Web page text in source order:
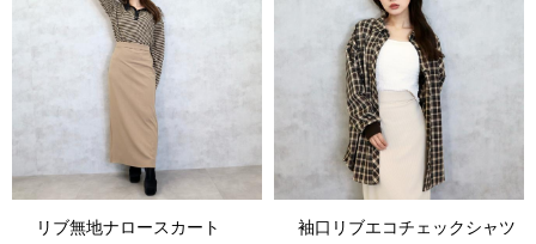
リブ無地ナロースカート 袖口リブエコチェックシャツ